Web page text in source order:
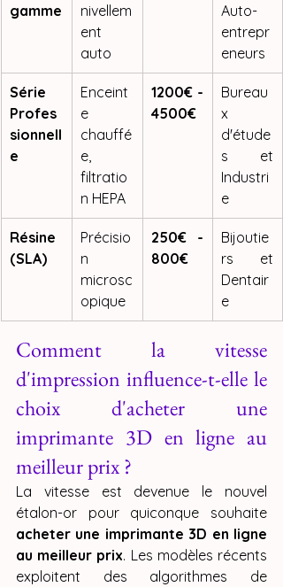
gamme
nivellem
ent
auto
Auto-
entrepr
eneurs
Série
Profes
sionnell
e
Enceint
e
chauffé
e,
filtratio
n HEPA
1200€ -
4500€
Bureau
x
d'étude
s et
Industri
e
Résine
(SLA)
Précisio
n
microsc
opique
250€ -
800€
Bijoutie
rs et
Dentair
e
Comment la vitesse
d'impression influence-t-elle le
choix d'acheter une
imprimante 3D en ligne au
meilleur prix ?
La vitesse est devenue le nouvel
acheter une imprimante 3D en ligne
au meilleur prix. Les modèles récents
exploitent des algorithmes de